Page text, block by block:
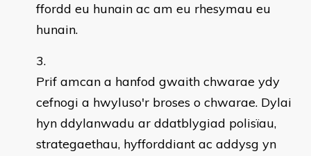
ffordd eu hunain ac am eu rhesymau eu
hunain.
Prif amcan a hanfod gwaith chwarae ydy
cefnogi a hwyluso'r broses o chwarae. Dylai
hyn ddylanwadu ar ddatblygiad polisïau,
strategaethau, hyfforddiant ac addysg yn